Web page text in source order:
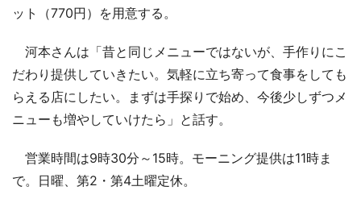
ット（770円）を用意する。
河本さんは「昔と同じメニューではないが、手作りにこ
だわり提供していきたい。気軽に立ち寄って食事をしても
らえる店にしたい。まずは手探りで始め、今後少しずつメ
ニューも増やしていけたら」と話す。
営業時間は9時30分～15時。モーニング提供は11時ま
で。日曜、第2・第4土曜定休。